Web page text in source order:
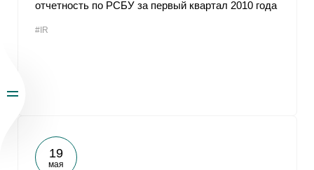
отчетность по РСБУ за первый квартал 2010 года
#IR
19
мая